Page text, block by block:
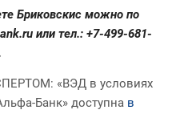
Бриковскис можно по
или тел.: +7-499-681-
«ВЭД в условиях
Банк» доступна в